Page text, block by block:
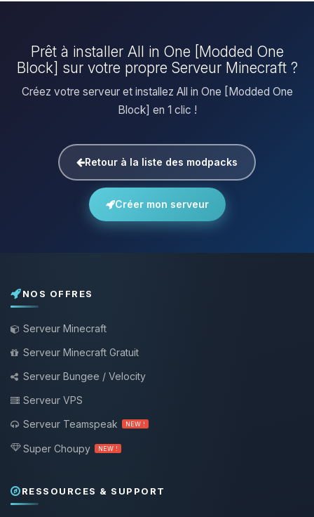
Prêt à installer All in One [Modded One
Block] sur votre propre Serveur Minecraft ?
Créez votre serveur et installez All in One [Modded One
Block] en 1 clic !
Retour à la liste des modpacks
Créer mon serveur
NOS OFFRES
Serveur Minecraft
Serveur Minecraft Gratuit
Serveur Bungee / Velocity
Serveur VPS
Serveur Teamspeak
NEW !
Super Choupy NEW !
RESSOURCES & SUPPORT